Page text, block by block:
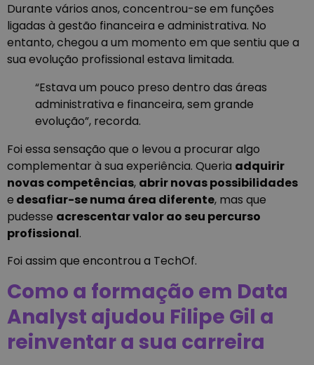
Durante vários anos, concentrou-se em funções
ligadas à gestão financeira e administrativa. No
entanto, chegou a um momento em que sentiu que a
sua evolução profissional estava limitada.
“Estava um pouco preso dentro das áreas
administrativa e financeira, sem grande
evolução”, recorda.
Foi essa sensação que o levou a procurar algo
complementar à sua experiência. Queria adquirir
novas competências, abrir novas possibilidades
e desafiar-se numa área diferente, mas que
pudesse acrescentar valor ao seu percurso
profissional.
Foi assim que encontrou a TechOf.
Como a formação em Data
Analyst ajudou Filipe Gil a
reinventar a sua carreira